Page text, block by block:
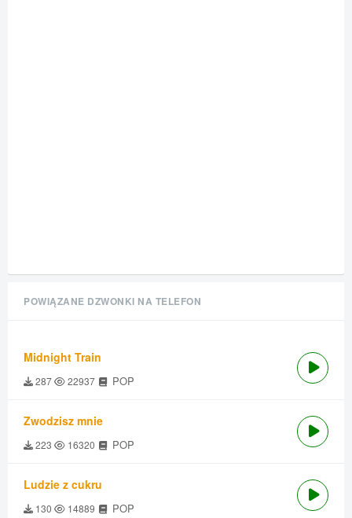
POWIĄZANE DZWONKI NA TELEFON
Midnight Train
287 22937 POP
Zwodzisz mnie
223 16320 POP
Ludzie z cukru
130 14889 POP